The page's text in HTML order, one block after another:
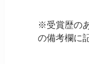
※受賞歴の
の備考欄に